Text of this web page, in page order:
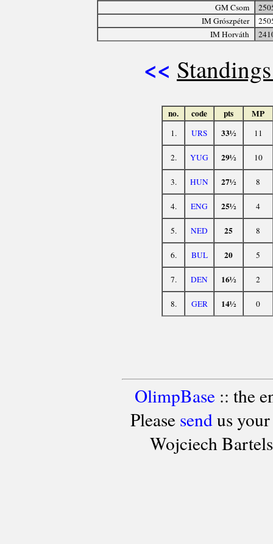
GM Csom
IM Grószpéter
IM Horváth
<<
no. code pts MP
1. URS 33½ 11
2. YUG 29½ 10
3. HUN 27½ 8
4. ENG 25½ 4
5. NED 25 8
6. BUL 20 5
7. DEN 16½ 2
8. GER 14½ 0
OlimpBase:: the
Please sendus your
Wojciech